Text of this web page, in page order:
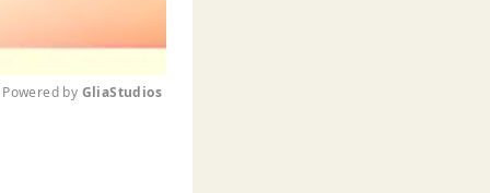
Powered by GliaStudios